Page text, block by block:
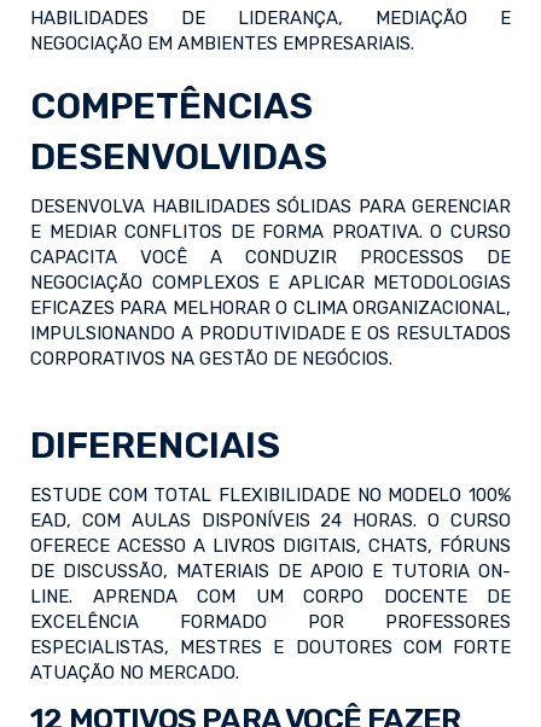
HABILIDADES DE LIDERANÇA, MEDIAÇÃO E
NEGOCIAÇÃO EM AMBIENTES EMPRESARIAIS.
COMPETÊNCIAS
DESENVOLVIDAS
DESENVOLVA HABILIDADES SÓLIDAS PARA GERENCIAR
E MEDIAR CONFLITOS DE FORMA PROATIVA. O CURSO
CAPACITA VOCÊ A CONDUZIR PROCESSOS DE
NEGOCIAÇÃO COMPLEXOS E APLICAR METODOLOGIAS
EFICAZES PARA MELHORAR O CLIMA ORGANIZACIONAL,
IMPULSIONANDO A PRODUTIVIDADE E OS RESULTADOS
CORPORATIVOS NA GESTÃO DE NEGÓCIOS.
DIFERENCIAIS
ESTUDE COM TOTAL FLEXIBILIDADE NO MODELO 100%
EAD, COM AULAS DISPONÍVEIS 24 HORAS. O CURSO
OFERECE ACESSO A LIVROS DIGITAIS, CHATS, FÓRUNS
DE DISCUSSÃO, MATERIAIS DE APOIO E TUTORIA ON-
LINE. APRENDA COM UM CORPO DOCENTE DE
EXCELÊNCIA FORMADO POR PROFESSORES
ESPECIALISTAS, MESTRES E DOUTORES COM FORTE
ATUAÇÃO NO MERCADO.
12 MOTIVOS PARA VOCÊ FAZER